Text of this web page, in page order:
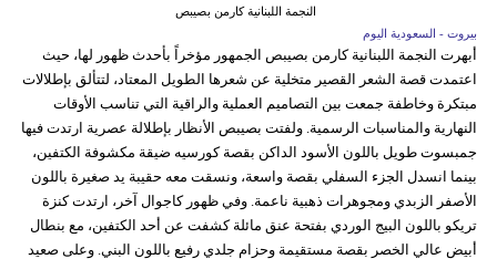
النجمة اللبنانية كارمن بصيبص
بيروت - السعودية اليوم
أبهرت النجمة اللبنانية كارمن بصيبص الجمهور مؤخراً بأحدث ظهور لها، حيث
اعتمدت قصة الشعر القصير متخلية عن شعرها الطويل المعتاد، لتتألق بإطلالات
مبتكرة وخاطفة جمعت بين التصاميم العملية والراقية التي تناسب الأوقات
النهارية والمناسبات الرسمية. ولفتت بصيبص الأنظار بإطلالة عصرية ارتدت فيها
جمبسوت طويل باللون الأسود الداكن بقصة كورسيه ضيقة مكشوفة الكتفين،
بينما انسدل الجزء السفلي بقصة واسعة، ونسقت معه حقيبة يد صغيرة باللون
الأصفر الزبدي ومجوهرات ذهبية ناعمة. وفي ظهور كاجوال آخر، ارتدت كنزة
تريكو باللون البيج الوردي بفتحة عنق مائلة كشفت عن أحد الكتفين، مع بنطال
أبيض عالي الخصر بقصة مستقيمة وحزام جلدي رفيع باللون البني. وعلى صعيد